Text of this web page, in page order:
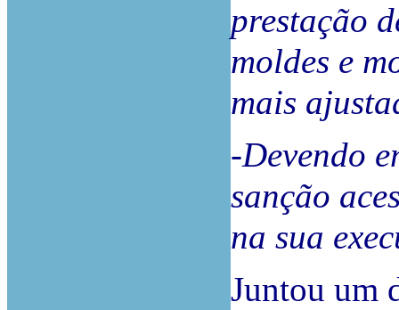
prestação
moldes e
mais
-Devendo
sanção
na sua
Juntou um